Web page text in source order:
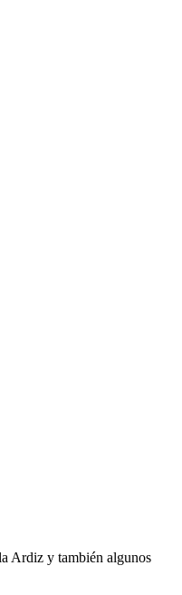
Ardiz y también algunos